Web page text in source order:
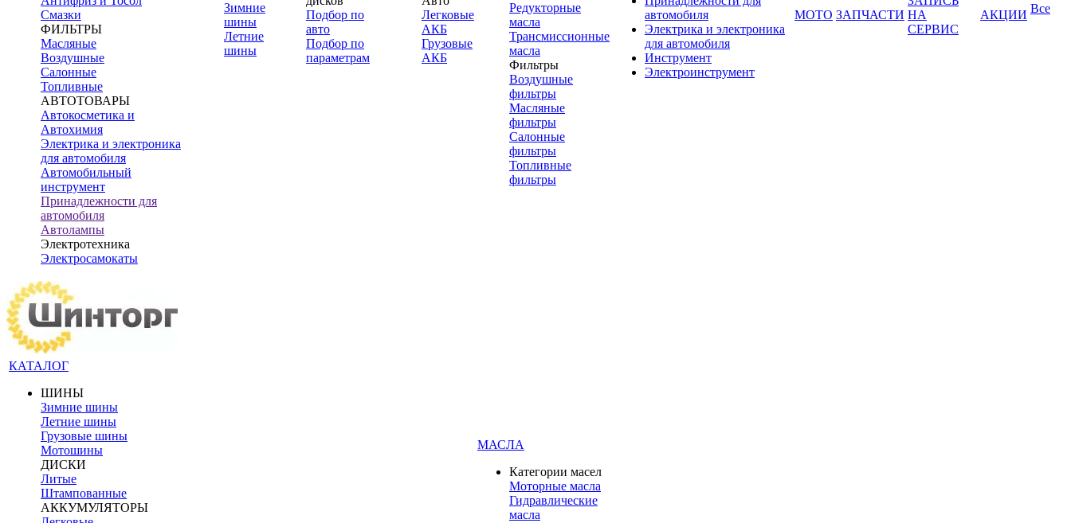
Смазки
ФИЛЬТРЫ
Масляные
Воздушные
Салонные
Топливные
АВТОТОВАРЫ
Автокосметика и
Автохимия
Электрика и электроника
для автомобиля
Автомобильный
инструмент
Принадлежности для
автомобиля
Автолампы
Электротехника
Электросамокаты
Зимние
шины
Летние
шины
Подбор по
авто
Подбор по
параметрам
Легковые
АКБ
Грузовые
АКБ
Редукторные
масла
Трансмиссионные
масла
Фильтры
Воздушные
фильтры
Масляные
фильтры
Салонные
фильтры
Топливные
фильтры
автомобиля
Электрика и электроника
для автомобиля
Инструмент
Электроинструмент
МОТО ЗАПЧАСТИ НА
СЕРВИС
АКЦИИ Все
КАТАЛОГ
ШИНЫ
Зимние шины
Летние шины
Грузовые шины
Мотошины
ДИСКИ
Литые
Штампованные
АККУМУЛЯТОРЫ
МАСЛА
Категории масел
Моторные масла
Гидравлические
масла